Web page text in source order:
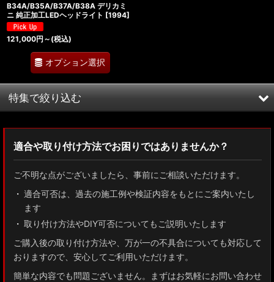
B34A/B35A/B37A/B38A デリカミ
ニ 純正加工LEDヘッドライト [1994]
121,000円 ～ (税込)
オプション選択
特集で絞り込む
ZN8 GR86
GUN125 ハイラックス
AXUH80/85 MXUA80/85 ハリアー
ZSU60 ハリアー
適合や取り付け方法でお困りではありませんか？
ご不明な点がございましたら、事前にご相談いただけます。
適合可否は、過去の施工例や検証内容をもとにご案内いたし
ます
取り付け方法やDIY可否についてもご説明いたします
ご購入後の取り付け方法や、万が一の不具合についても対応して
おりますので、安心してご利用いただけます。
簡単な内容でも問題ございません。まずはお気軽にお問い合わせ